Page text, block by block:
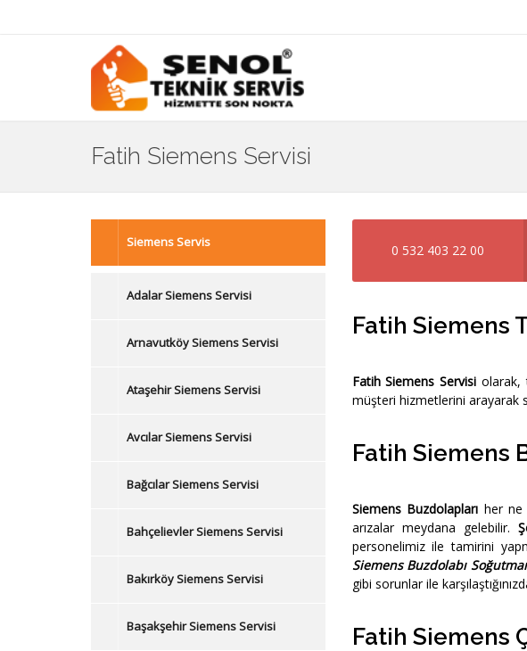
Fatih Siemens Servisi
Siemens Servis
Adalar Siemens Servisi
Arnavutköy Siemens Servisi
Ataşehir Siemens Servisi
Avcılar Siemens Servisi
Bağcılar Siemens Servisi
Bahçelievler Siemens Servisi
Bakırköy Siemens Servisi
Başakşehir Siemens Servisi
0 532 403 22 00
Fatih Siemens
Fatih Siemens Servisi
müşteri hizmetlerini arayarak
Fatih Siemens
Siemens Buzdolapları her ne
arızalar meydana gelebilir.
personelimiz ile tamirini
Siemens Buzdolabı
gibi sorunlar ile
Fatih Siemens